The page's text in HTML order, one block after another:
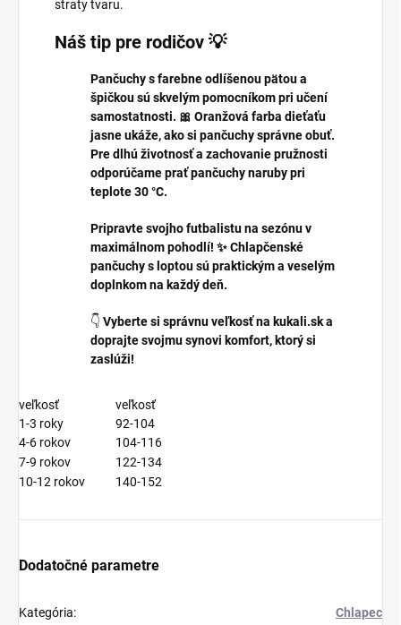
straty tvaru.
Náš tip pre rodičov 💡
Pančuchy s farebne odlíšenou pätou a
špičkou sú skvelým pomocníkom pri učení
samostatnosti. 🎀 Oranžová farba dieťaťu
jasne ukáže, ako si pančuchy správne obuť.
Pre dlhú životnosť a zachovanie pružnosti
odporúčame prať pančuchy naruby pri
teplote 30 °C.
Pripravte svojho futbalistu na sezónu v
maximálnom pohodlí! ✨ Chlapčenské
pančuchy s loptou sú praktickým a veselým
doplnkom na každý deň.
👇 Vyberte si správnu veľkosť na kukali.sk a
doprajte svojmu synovi komfort, ktorý si
zaslúži!
veľkosť
veľkosť
1-3 roky
92-104
4-6 rokov
104-116
7-9 rokov
122-134
10-12 rokov
140-152
Dodatočné parametre
Kategória: Chlapec